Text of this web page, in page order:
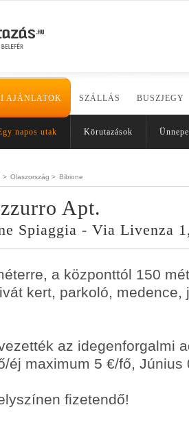
AJÁNLATOK SZÁLLÁS BUSZJEGY
napos utak Körutazások
> Olaszország > Bibione
Apt.
Spiaggia - Via Livenza
a központtól 150
kert, parkoló, medence,
az idegenforgalmi
éj maximum 5 €/fő, Június
fizetendő!